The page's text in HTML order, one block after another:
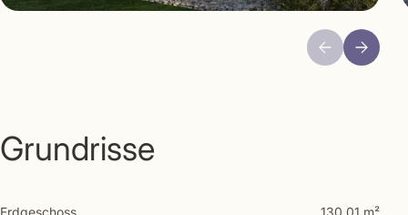
Grundrisse
Erdgeschoss
130,01 m²